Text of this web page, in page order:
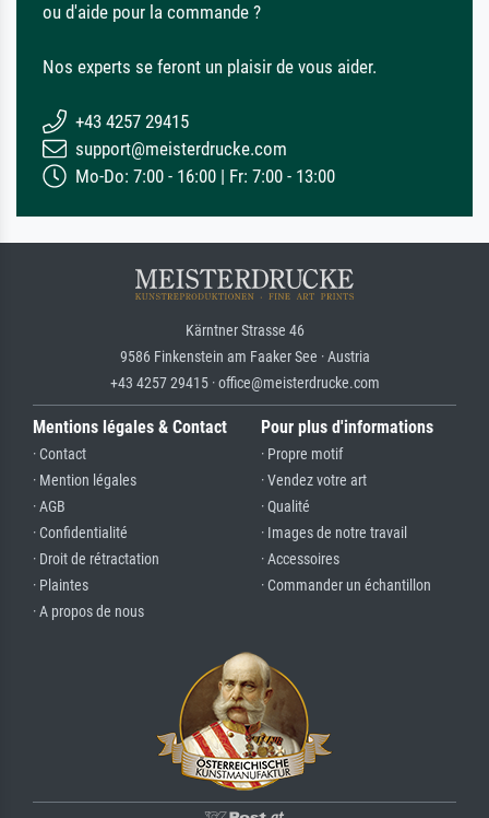
ou d'aide pour la commande ?
Nos experts se feront un plaisir de vous aider.
+43 4257 29415
support@meisterdrucke.com
Mo-Do: 7:00 - 16:00 | Fr: 7:00 - 13:00
Kärntner Strasse 46
9586 Finkenstein am Faaker See · Austria
+43 4257 29415 · office@meisterdrucke.com
Mentions légales & Contact
· Contact
· Mention légales
· AGB
· Confidentialité
· Droit de rétractation
· Plaintes
· A propos de nous
Pour plus d'informations
· Propre motif
· Vendez votre art
· Qualité
· Images de notre travail
· Accessoires
· Commander un échantillon